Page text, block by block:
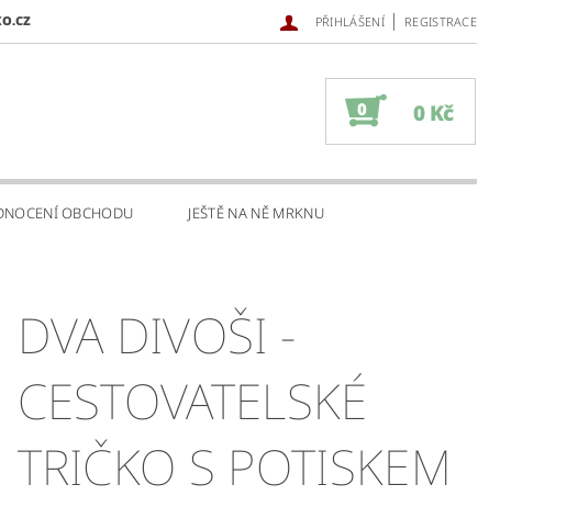
PŘIHLÁŠENÍ | REGISTRACE
0 0 Kč
OBCHODU JEŠTĚ NA NĚ MRKNU
DVA DIVOŠI -
CESTOVATELSKÉ
TRIČKO S POTISKEM